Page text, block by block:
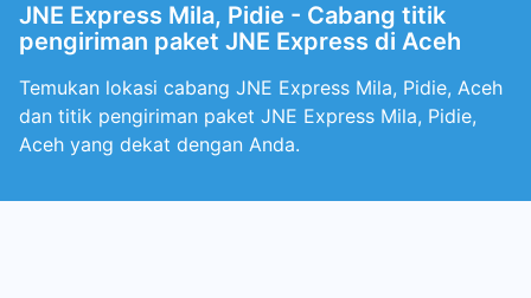
JNE Express Mila, Pidie - Cabang titik
pengiriman paket JNE Express di Aceh
Temukan lokasi cabang JNE Express Mila, Pidie, Aceh
dan titik pengiriman paket JNE Express Mila, Pidie,
Aceh yang dekat dengan Anda.